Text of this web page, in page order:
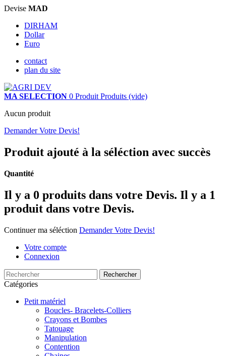
Devise MAD
DIRHAM
Dollar
Euro
contact
plan du site
MA SELECTION 0 Produit Produits (vide)
Aucun produit
Demander Votre Devis!
Produit ajouté à la séléction avec succès
Quantité
Il y a 0 produits dans votre Devis. Il y a 1
produit dans votre Devis.
Continuer ma séléction Demander Votre Devis!
Votre compte
Connexion
Rechercher
Catégories
Petit matériel
Boucles- Bracelets-Colliers
Crayons et Bombes
Tatouage
Manipulation
Contention